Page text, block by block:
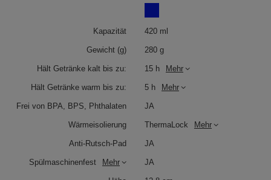
Auslaufsicherer Deckel
Ein wichtiges Merkmal des Modells Streeterville ist der
Reißverschluss.Thermobecher mit Anti-Spritz-Deckel
schützt Ihr Getränk effektiv vor Spritzern, wenn Sie am
Kapazität 420 ml
Gewicht (g) 280 g
Hält Getränke kalt bis zu: 15 h Mehr
Hält Getränke warm bis zu: 5 h Mehr
Frei von BPA, BPS, Phthalaten JA
Wärmeisolierung ThermaLock Mehr
Anti-Rutsch-Pad JA
Spülmaschinenfest Mehr JA